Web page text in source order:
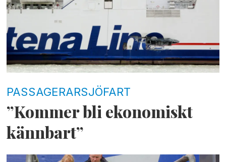
PASSAGERARSJÖFART
”Kommer bli ekonomiskt
kännbart”